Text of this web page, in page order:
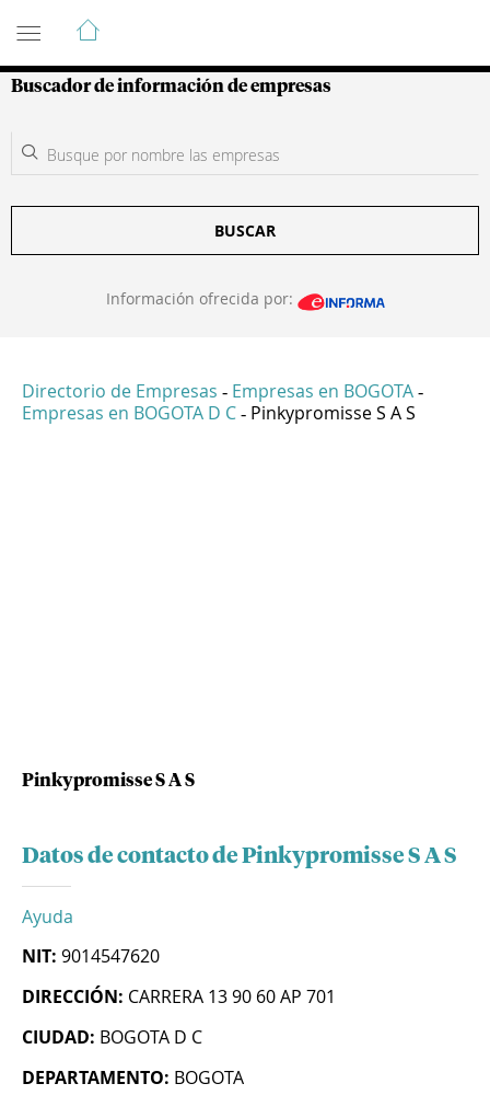
Guía de Empresas Colombianas
Buscador de información de empresas
BUSCAR
Información ofrecida por:
Directorio de Empresas - Empresas en BOGOTA -
Empresas en BOGOTA D C - Pinkypromisse S A S
Pinkypromisse S A S
Datos de contacto de Pinkypromisse S A S
Ayuda
NIT: 9014547620
DIRECCIÓN: CARRERA 13 90 60 AP 701
CIUDAD: BOGOTA D C
DEPARTAMENTO: BOGOTA